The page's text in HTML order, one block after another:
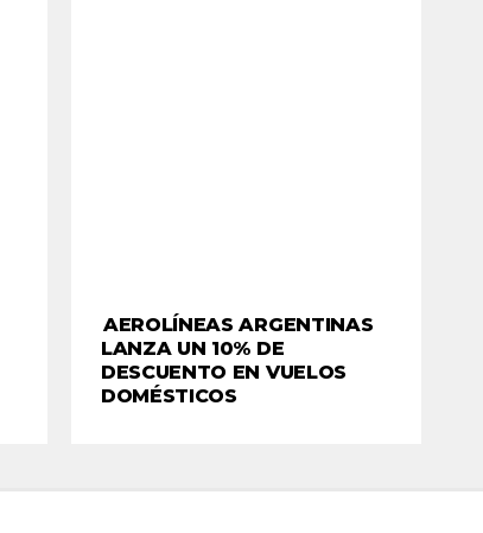
AEROLÍNEAS ARGENTINAS
LANZA UN 10% DE
DESCUENTO EN VUELOS
DOMÉSTICOS